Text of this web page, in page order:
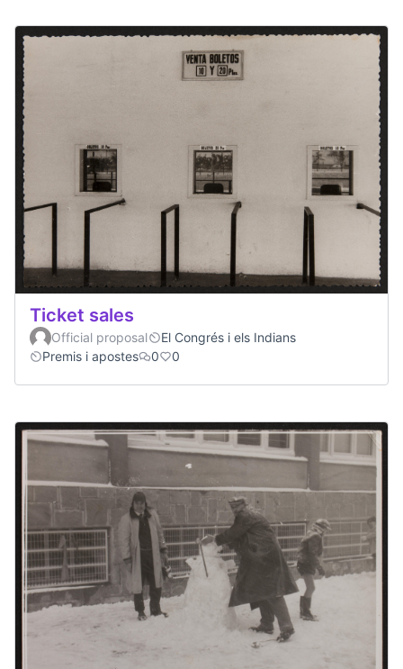
Ticket sales
Official proposal
El Congrés i els Indians
Premis i apostes
0 0